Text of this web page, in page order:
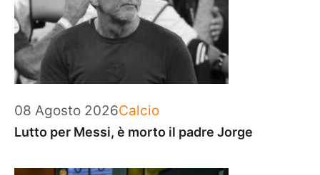
08 Agosto 2026Categorie
Calcio
Lutto per Messi, è morto il padre Jorge